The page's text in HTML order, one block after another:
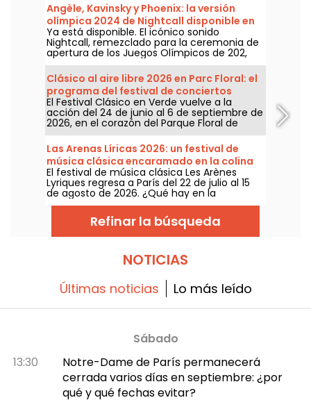
Angèle, Kavinsky y Phoenix: la versión
olímpica 2024 de Nightcall disponible en
todas las plataformas
Ya está disponible. El icónico sonido
Nightcall, remezclado para la ceremonia de
apertura de los Juegos Olímpicos de 202,
está por fin disponible en todas las
plataformas. Una versión de Angèle, Phœnix
y Kavinsky ya había causado revuelo antes
de su lanzamiento oficial.
Clásico al aire libre 2026 en Parc Floral: el
programa del festival de conciertos
gratuitos
El Festival Clásico en Verde vuelve a la
acción del 24 de junio al 6 de septiembre de
2026, en el corazón del Parque Floral de
París. Una vez más, Classique au Vert invita a
melómanos y a principiantes a disfrutar de
un buen ritmo y de un buen tiempo junto a
artistas ya consagrados y en ascenso.
Las Arenas Líricas 2026: un festival de
música clásica encaramado en la colina
de Montmartre
El festival de música clásica Les Arènes
Lyriques regresa a París del 22 de julio al 15
de agosto de 2026. ¿Qué hay en la
programación? Nada menos que 16
conciertos en las Arènes de Montmartre, un
marco idílico para escuchar los grandes
clásicos.
Refinar la búsqueda
NOTICIAS
Últimas noticias Lo más leído
Sábado
13:30
Notre-Dame de París permanecerá
cerrada varios días en septiembre: ¿por
qué y qué fechas evitar?